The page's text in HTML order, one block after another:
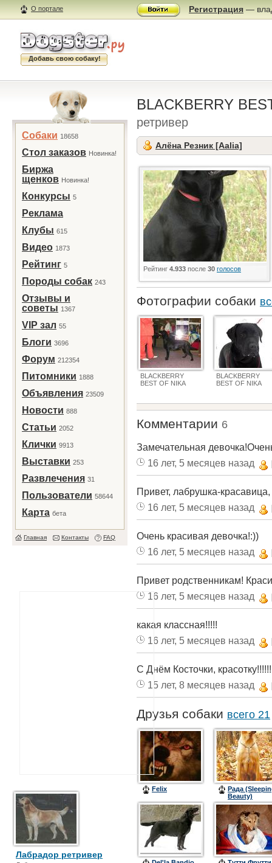
О портале Регистрация —
Добавь свою собаку!
Собаки 18658
Стол заказов Новинка!
Биржа
щенков Новинка!
Конкурсы 5
Реклама
Клубы 615
Видео 1873
Рейтинг 5
Породы собак 243
Отзывы и
советы 1367
VIP зал 55
Блоги 3696
Форум 212354
Питомники 1888
Объявления 23509
Новости 888
Статьи 2052
Клички 9913
Выставки 253
Развлечения 31
Пользователи 58644
Карта бета
Главная Контакты FAQ
Лабрадор ретривер
BLACKBERRY
ретривер
Алёна Резник [Aalia]
Рейтинг 4.933 после 30 голосов
Фотографии собаки
BLACKBERRY
BEST OF NIKA
BLACKBERRY
BEST OF NIKA
Комментарии 6
Замечательная
16 лет, 5 месяцев назад
Привет, лабрушка-
16 лет, 5 месяцев назад
Очень красивая девочка!:))
16 лет, 5 месяцев назад
Привет родственникам!
16 лет, 5 месяцев назад
какая классная!!!!!
16 лет, 5 месяцев назад
С Днём Косточки,
15 лет, 8 месяцев назад
Друзья собаки всего 21
Felix
Рада
Beauty)